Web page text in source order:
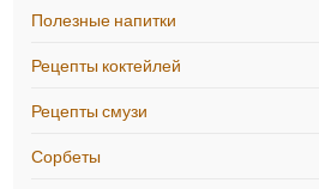
Полезные напитки
Рецепты коктейлей
Рецепты смузи
Сорбеты